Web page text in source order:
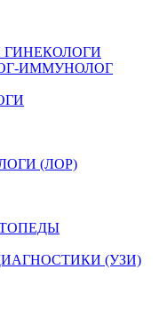
ИММУНОЛОГ
(ЛОР)
(УЗИ)